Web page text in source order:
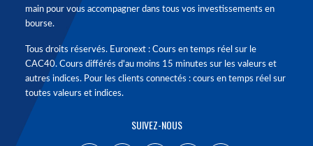
main pour vous accompagner dans tous vos investissements en
bourse.
Tous droits réservés. Euronext : Cours en temps réel sur le
CAC40. Cours différés d'au moins 15 minutes sur les valeurs et
autres indices. Pour les clients connectés : cours en temps réel sur
toutes valeurs et indices.
SUIVEZ-NOUS